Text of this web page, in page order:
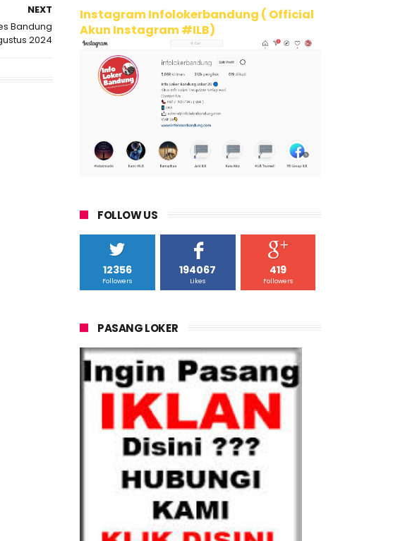
NEXT
Bandung
2024
Instagram Infolokerbandung ( Official
Akun Instagram #ILB)
FOLLOW US
12356
Followers
194067
Likes
419
Followers
PASANG LOKER